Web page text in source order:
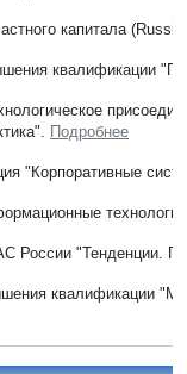
капитала
квалификации
Подробнее
"Корпоративные
России "Тенденции.
квалификации